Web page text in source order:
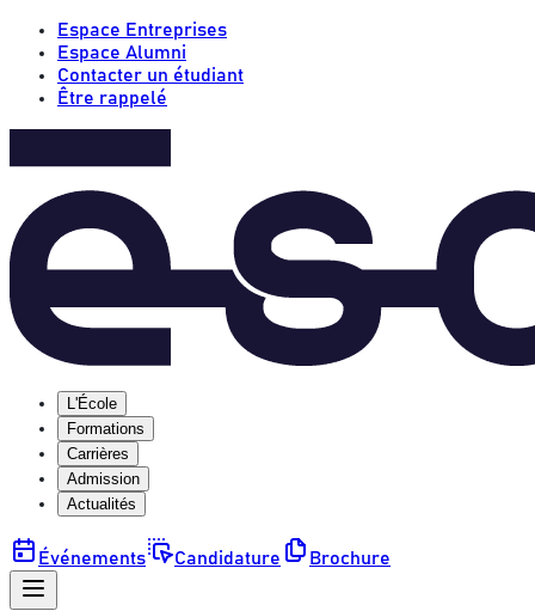
Espace Entreprises
Espace Alumni
Contacter un étudiant
Être rappelé
L'École
Formations
Carrières
Admission
Actualités
Événements Candidature Brochure